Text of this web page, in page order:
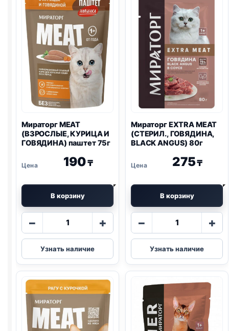
80г
Мираторг MEAT
(ВЗРОСЛЫЕ, КУРИЦА И
ГОВЯДИНА) паштет 75г
190₸
В корзину
−
Количество
Мираторг
MEAT
(ВЗРОСЛЫЕ,
И
ГОВЯДИНА)
паштет
75г
+
Узнать наличие
Мираторг EXTRA MEAT
(СТЕРИЛ., ГОВЯДИНА,
BLACK ANGUS) 80г
275₸
В корзину
−
Количество
Мираторг
EXTRA
MEAT
ГОВЯДИНА,
BLACK
ANGUS)
80г
+
Узнать наличие